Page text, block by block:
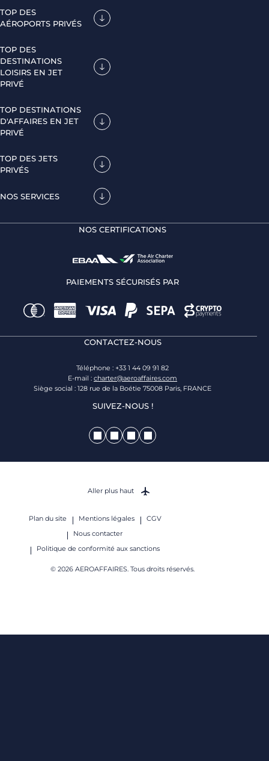
TOP DES
AÉROPORTS PRIVÉS
TOP DES
DESTINATIONS
LOISIRS EN JET
PRIVÉ
TOP DESTINATIONS
D'AFFAIRES EN JET
PRIVÉ
TOP DES JETS
PRIVÉS
NOS SERVICES
NOS CERTIFICATIONS
PAIEMENTS SÉCURISÉS PAR
CONTACTEZ-NOUS
Téléphone : +33 1 44 09 91 82
E-mail : charter@aeroaffaires.com
Siège social : 128 rue de la Boétie 75008 Paris, FRANCE
SUIVEZ-NOUS !
Plan du site Mentions légales
CGV
Nous contacter
Politique de conformité aux sanctions
© 2026 AEROAFFAIRES. Tous droits réservés.
Aller plus haut